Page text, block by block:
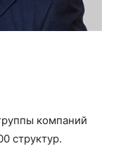
компаний
структур.